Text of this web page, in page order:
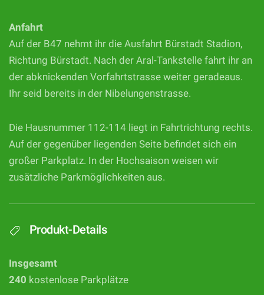
Anfahrt
Auf der B47 nehmt ihr die Ausfahrt Bürstadt Stadion,
Richtung Bürstadt. Nach der Aral-Tankstelle fahrt ihr an
der abknickenden Vorfahrtstrasse weiter geradeaus.
Ihr seid bereits in der Nibelungenstrasse.
Die Hausnummer 112-114 liegt in Fahrtrichtung rechts.
Auf der gegenüber liegenden Seite befindet sich ein
großer Parkplatz. In der Hochsaison weisen wir
zusätzliche Parkmöglichkeiten aus.
Produkt-Details
Insgesamt
240 kostenlose Parkplätze